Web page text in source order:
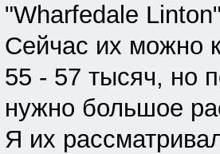
"Wharfedale
Сейчас их можно
55 - 57 тысяч, но
нужно большое
Я их